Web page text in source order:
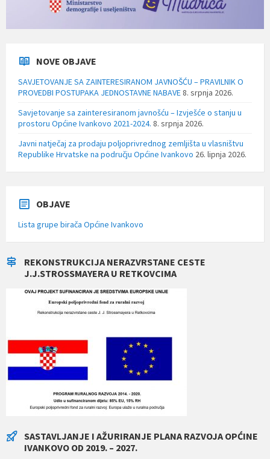
NOVE OBJAVE
SAVJETOVANJE SA ZAINTERESIRANOM JAVNOŠĆU – PRAVILNIK O
PROVEDBI POSTUPAKA JEDNOSTAVNE NABAVE8. srpnja 2026.
Savjetovanje sa zainteresiranom javnošću – Izvješće o stanju u
prostoru Općine Ivankovo 2021-2024. 8. srpnja 2026.
Javni natječaj za prodaju poljoprivrednog zemljišta u vlasništvu
Republike Hrvatske na području Općine Ivankovo 26. lipnja 2026.
OBJAVE
Lista grupe birača Općine Ivankovo
REKONSTRUKCIJA NERAZVRSTANE CESTE
J.J.STROSSMAYERA U RETKOVCIMA
SASTAVLJANJE I AŽURIRANJE PLANA RAZVOJA OPĆINE
IVANKOVO OD 2019. – 2027.